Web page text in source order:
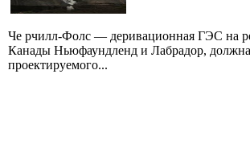
Че рчилл-Фолс — деривационная ГЭС на
Канады Ньюфаундленд и Лабрадор, должна
проектируемого...